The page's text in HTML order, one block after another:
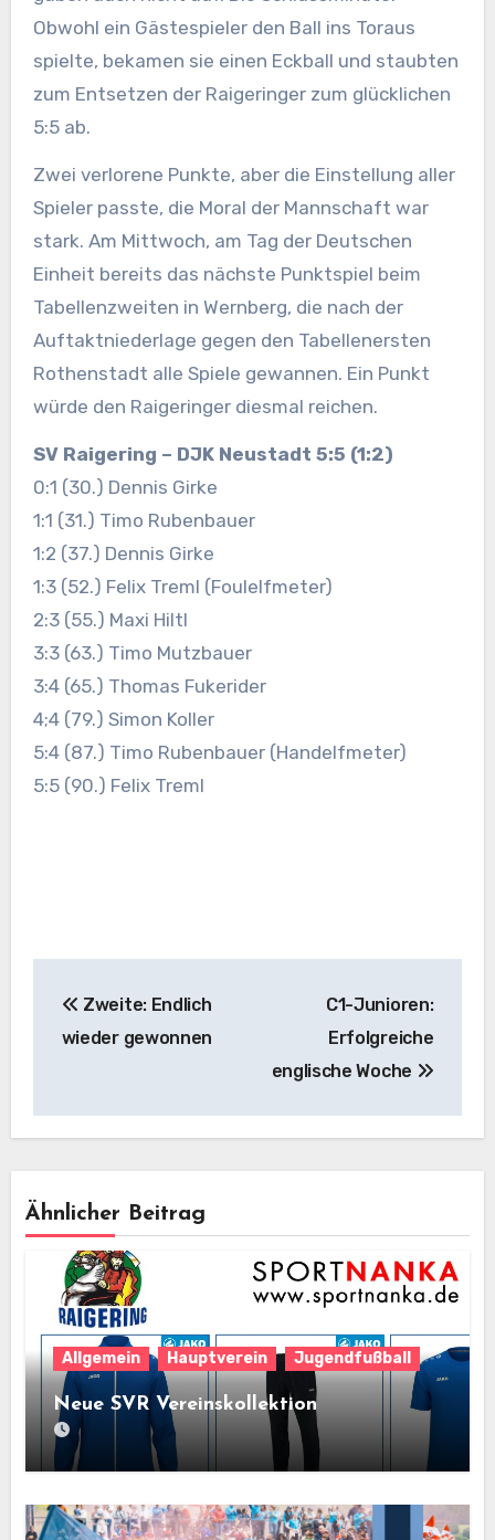
Obwohl ein Gästespieler den Ball ins Toraus
spielte, bekamen sie einen Eckball und staubten
zum Entsetzen der Raigeringer zum glücklichen
5:5 ab.
Zwei verlorene Punkte, aber die Einstellung aller
Spieler passte, die Moral der Mannschaft war
stark. Am Mittwoch, am Tag der Deutschen
Einheit bereits das nächste Punktspiel beim
Tabellenzweiten in Wernberg, die nach der
Auftaktniederlage gegen den Tabellenersten
Rothenstadt alle Spiele gewannen. Ein Punkt
würde den Raigeringer diesmal reichen.
SV Raigering – DJK Neustadt 5:5 (1:2)
0:1 (30.) Dennis Girke
1:1 (31.) Timo Rubenbauer
1:2 (37.) Dennis Girke
1:3 (52.) Felix Treml (Foulelfmeter)
2:3 (55.) Maxi Hiltl
3:3 (63.) Timo Mutzbauer
3:4 (65.) Thomas Fukerider
4;4 (79.) Simon Koller
5:4 (87.) Timo Rubenbauer (Handelfmeter)
5:5 (90.) Felix Treml
Zweite: Endlich
wieder gewonnen
C1-Junioren:
Erfolgreiche
englische Woche
Ähnlicher Beitrag
Allgemein Hauptverein Jugendfußball
Neue SVR Vereinskollektion